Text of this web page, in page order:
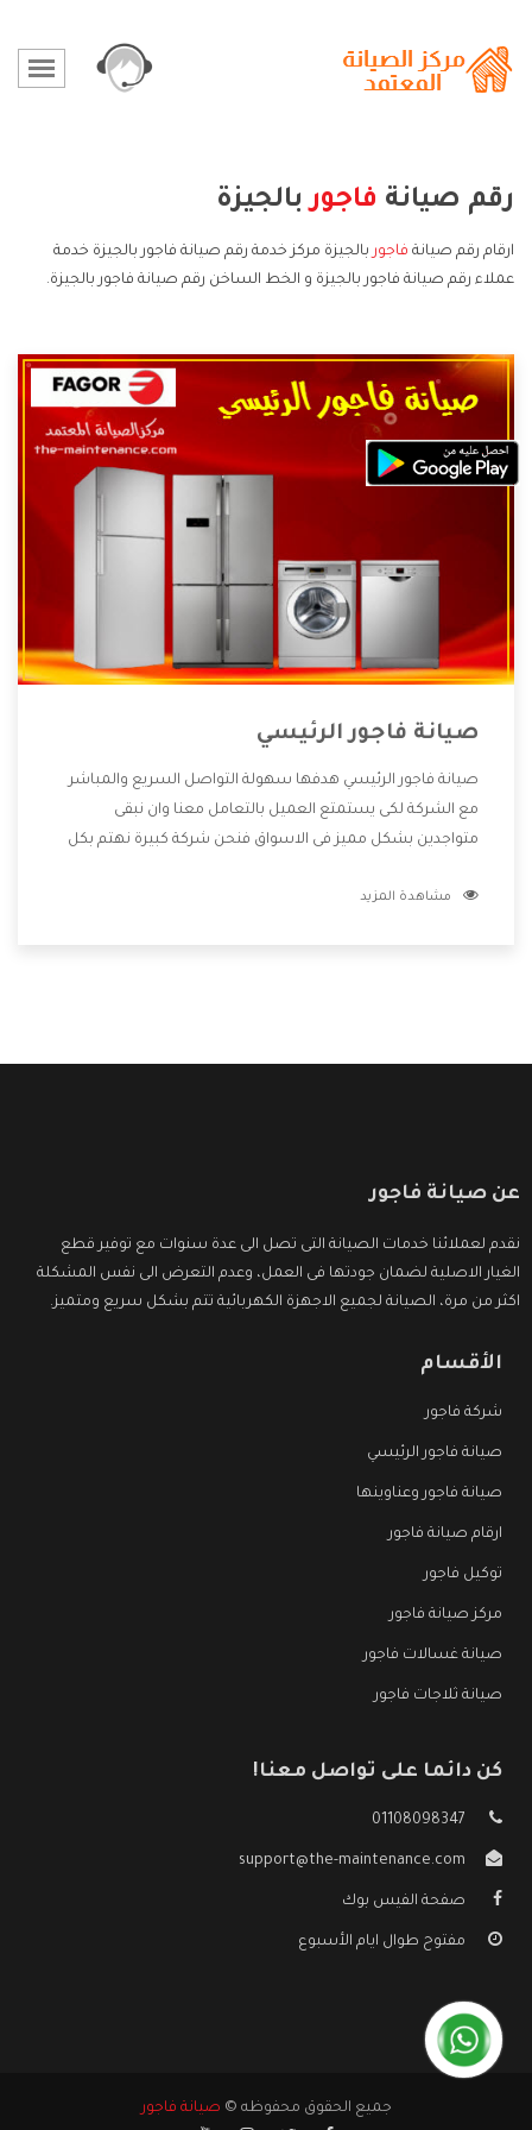
رقم صيانة فاجوربالجيزة
ارقام رقم صيانة فاجور بالجيزة مركز خدمة رقم صيانة فاجور بالجيزة خدمة
عملاء رقم صيانة فاجور بالجيزة و الخط الساخن رقم صيانة فاجور بالجيزة.
صيانة فاجور الرئيسي
صيانة فاجور الرئيسي هدفها سهولة التواصل السريع والمباشر
مع الشركة لكى يستمتع العميل بالتعامل معنا وان نبقى
متواجدين بشكل مميز فى الاسواق فنحن شركة كبيرة نهتم بكل
الشركة بها والتى تكون منها خدمة الصيانة التى تكون من أهم
مشاهدة المزيد
عن صيانة فاجور
نقدم لعملائنا خدمات الصيانة التى تصل الى عدة سنوات مع توفير قطع
الغيار الاصلية لضمان جودتها فى العمل، وعدم التعرض الى نفس المشكلة
اكثر من مرة، الصيانة لجميع الاجهزة الكهربائية تتم بشكل سريع ومتميز.
الأقسام
شركة فاجور
صيانة فاجور الرئيسي
صيانة فاجور وعناوينها
ارقام صيانة فاجور
توكيل فاجور
مركز صيانة فاجور
صيانة غسالات فاجور
صيانة ثلاجات فاجور
كن دائما على تواصل معنا!
01108098347
support@the-maintenance.com
صفحة الفيس بوك
مفتوح طوال ايام الأسبوع
جميع الحقوق محفوظه © صيانة فاجور